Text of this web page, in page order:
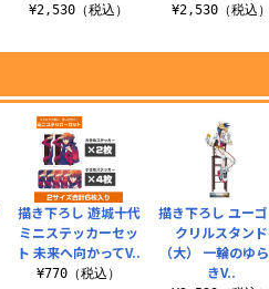
¥2,530（税込） ¥2,530（税込
描き下ろし 遊城十代
ミニステッカーセッ
ト 未来へ向かってV..
¥770（税込）
描き下ろし ユー
クリルスタンド
（大） 一輪のゆ
きV..